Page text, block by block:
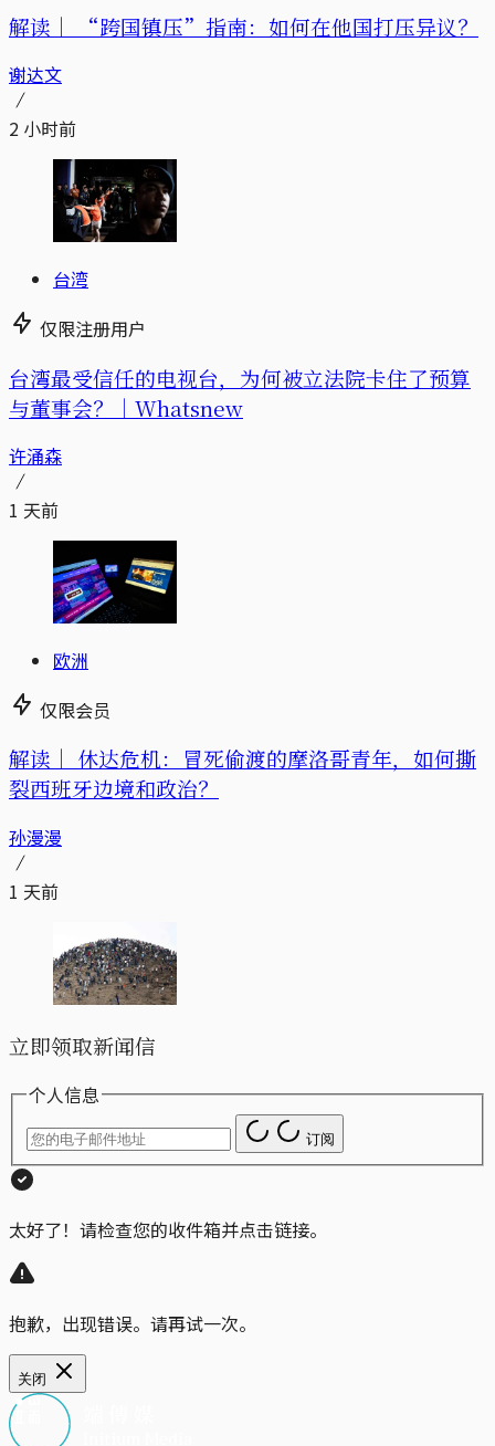
解读｜ “跨国镇压”指南：如何在他国打压异议？
谢达文
2 小时前
台湾
仅限注册用户
台湾最受信任的电视台，为何被立法院卡住了预算
与董事会？｜Whatsnew
许涌森
1 天前
欧洲
仅限会员
解读｜ 休达危机：冒死偷渡的摩洛哥青年，如何撕
裂西班牙边境和政治？
孙漫漫
1 天前
立即领取新闻信
个人信息
订阅
太好了！请检查您的收件箱并点击链接。
抱歉，出现错误。请再试一次。
关闭